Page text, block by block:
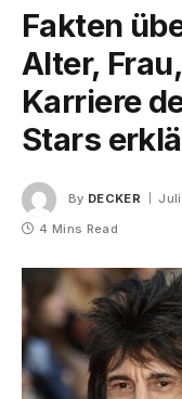
Fakten
Alter,
Karriere
Stars
By DECKER
4 Mins Read